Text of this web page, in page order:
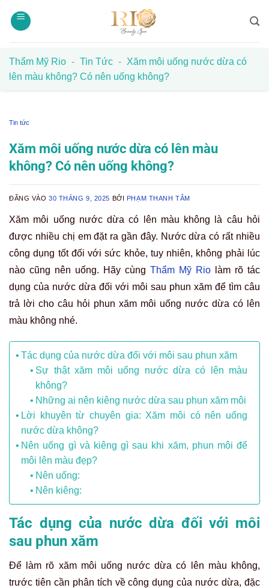
qua
Thẩm Mỹ Rio - Tin Tức - Xăm môi uống nước dừa có
lên màu không? Có nên uống không?
Tin tức
Xăm môi uống nước dừa có lên màu
không? Có nên uống không?
ĐĂNG VÀO30 THÁNG 9, 2025 BỞI PHẠM THANH TÂM
Xăm môi uống nước dừa có lên màu không là câu hỏi
được nhiều chị em đặt ra gần đây. Nước dừa có rất nhiều
công dụng tốt đối với sức khỏe, tuy nhiên, không phải lúc
nào cũng nên uống. Hãy cùng Thẩm Mỹ Rio làm rõ tác
dụng của nước dừa đối với môi sau phun xăm để tìm câu
trả lời cho câu hỏi phun xăm môi uống nước dừa có lên
màu không nhé.
Tác dụng của nước dừa đối với môi sau phun xăm
Sự thật xăm môi uống nước dừa có lên màu
không?
Những ai nên kiêng nước dừa sau phun xăm môi
Lời khuyên từ chuyên gia: Xăm môi có nên uống
nước dừa không?
Nên uống gì và kiêng gì sau khi xăm, phun môi để
môi lên màu đẹp?
Nên uống:
Nên kiêng:
Tác dụng của nước dừa đối với môi
sau phun xăm
Để làm rõ xăm môi uống nước dừa có lên màu không,
trước tiên cần phân tích về công dụng của nước dừa, đặc